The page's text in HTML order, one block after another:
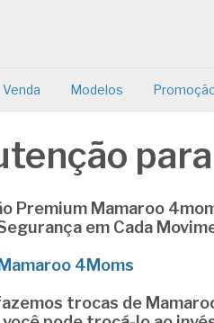
Venda Modelos
Premium Mamaroo
em Cada
4Moms
trocas de